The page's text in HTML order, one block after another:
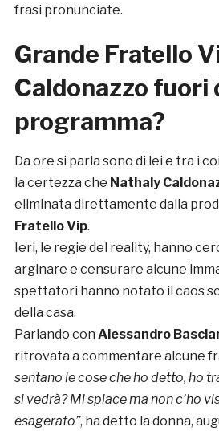
frasi pronunciate.
Grande Fratello
Caldonazzo fuori
programma?
Da ore si parla sono di lei e tra i
la certezza che Nathaly
eliminata direttamente dalla
Fratello Vip.
Ieri, le regie del reality, hanno
arginare e censurare alcune
spettatori hanno notato il caos
della casa.
Parlando con Alessandro
ritrovata a commentare alcune
sentano le cose che ho detto, ho
si vedrà? Mi spiace ma non c’ho
esagerato”, ha detto la donna,